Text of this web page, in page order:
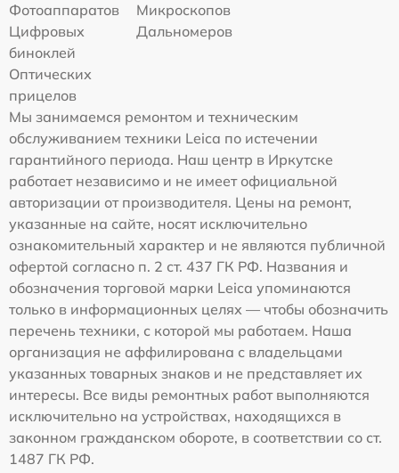
Фотоаппаратов
Микроскопов
Цифровых
биноклей
Дальномеров
Оптических
прицелов
Мы занимаемся ремонтом и техническим
обслуживанием техники Leica по истечении
гарантийного периода. Наш центр в Иркутске
работает независимо и не имеет официальной
авторизации от производителя. Цены на ремонт,
указанные на сайте, носят исключительно
ознакомительный характер и не являются публичной
офертой согласно п. 2 ст. 437 ГК РФ. Названия и
обозначения торговой марки Leica упоминаются
только в информационных целях — чтобы обозначить
перечень техники, с которой мы работаем. Наша
организация не аффилирована с владельцами
указанных товарных знаков и не представляет их
интересы. Все виды ремонтных работ выполняются
исключительно на устройствах, находящихся в
законном гражданском обороте, в соответствии со ст.
1487 ГК РФ.